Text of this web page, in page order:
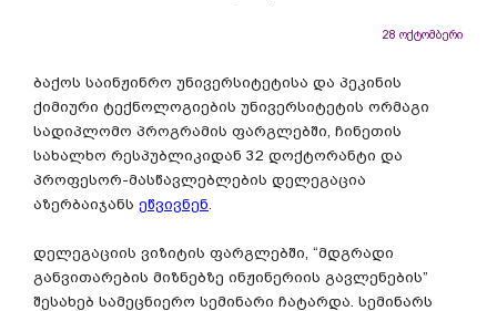
28 ოქტომბერი
ბაქოს საინჟინრო უნივერსიტეტისა და პეკინის
ქიმიური ტექნოლოგიების უნივერსიტეტის ორმაგი
სადიპლომო პროგრამის ფარგლებში, ჩინეთის
სახალხო რესპუბლიკიდან 32 დოქტორანტი და
პროფესორ-მასწავლებლების დელეგაცია
აზერბაიჯანს ეწვივნენ
დელეგაციის ვიზიტის ფარგლებში, “მდგრადი
განვითარების მიზნებზე ინჟინერიის გავლენების”
შესახებ სამეცნიერო სემინარი ჩატარდა. სემინარს